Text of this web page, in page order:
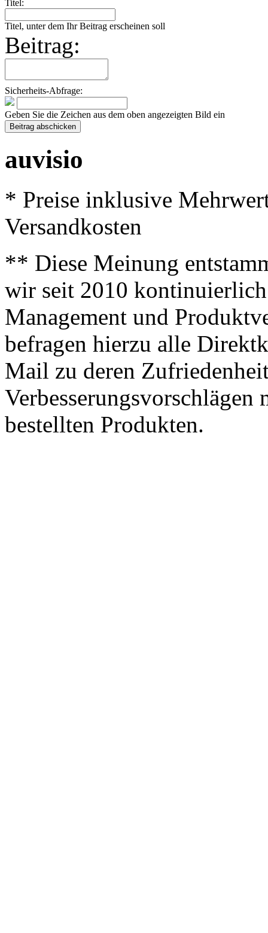
Titel:
Titel, unter dem Ihr Beitrag erscheinen soll
Beitrag:
Sicherheits-Abfrage:
Geben Sie die Zeichen aus dem oben angezeigten Bild ein
auvisio
* Preise inklusive
Versandkosten
** Diese Meinung
wir seit 2010
Management und
befragen hierzu alle
Mail zu deren
bestellten Produkten.